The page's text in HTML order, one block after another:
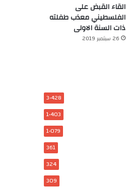
القاء القبض على
الفلسطيني معذب طفلته
ذات السنة الاولى
26 سبتمبر 2019
3٬428
1٬403
1٬079
361
324
309